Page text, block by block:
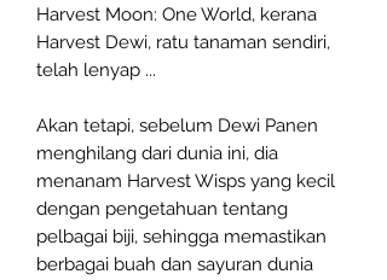
Harvest Moon: One World, kerana
Harvest Dewi, ratu tanaman sendiri,
telah lenyap ...
Akan tetapi, sebelum Dewi Panen
menghilang dari dunia ini, dia
menanam Harvest Wisps yang kecil
dengan pengetahuan tentang
pelbagai biji, sehingga memastikan
berbagai buah dan sayuran dunia